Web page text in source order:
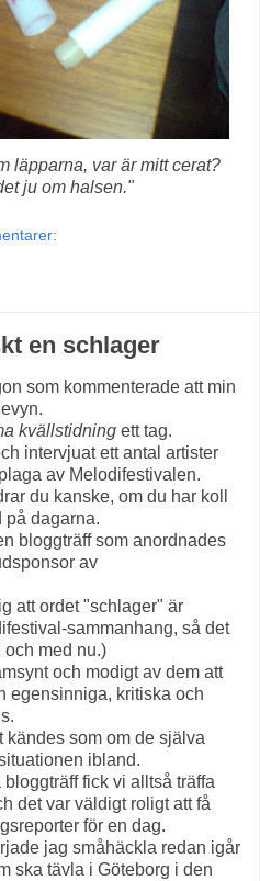
läpparna, var är mitt cerat?
ju om halsen."
en schlager
som kommenterade att min
kvällstidning ett tag.
intervjuat ett antal artister
av Melodifestivalen.
du kanske, om du har koll
på dagarna.
bloggträff som anordnades
av
att ordet "schlager" är
sammanhang, så det
och med nu.)
och modigt av dem att
egensinniga, kritiska och
kändes som om de själva
ibland.
fick vi alltså träffa
det var väldigt roligt att få
för en dag.
jag småhäckla redan igår
ska tävla i Göteborg i den